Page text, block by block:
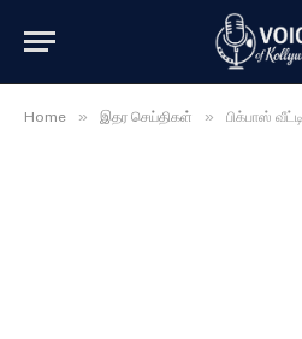
Home » இதர செய்திகள் » பிக்பாஸ் வீட்டில்